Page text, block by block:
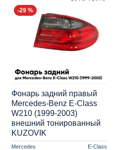
-29 %
Mercedes E-Class
Фонарь задний правый
Mercedes-Benz E-Class
W210 (1999-2003)
внешний тонированный
KUZOVIK